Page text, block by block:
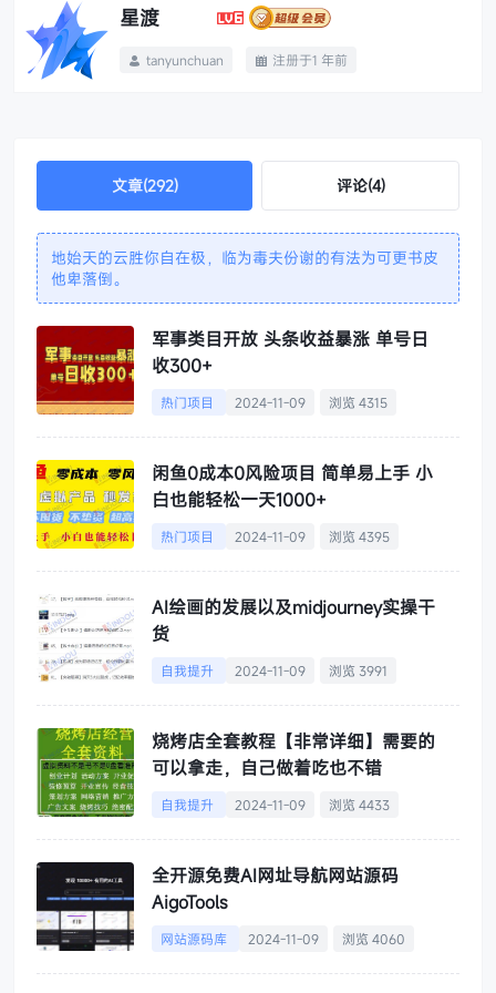
星渡
 tanyunchuan  注册于1 年前
文章(292) 评论(4)
地始天的云胜你自在极，临为毒夫份谢的有法为可更书皮
他卑落倒。
军事类目开放 头条收益暴涨 单号日
收300+
热门项目 2024-11-09 浏览 4315
闲鱼0成本0风险项目 简单易上手 小
白也能轻松一天1000+
热门项目 2024-11-09 浏览 4395
AI绘画的发展以及midjourney实操干
货
自我提升 2024-11-09 浏览 3991
烧烤店全套教程【非常详细】需要的
可以拿走，自己做着吃也不错
自我提升 2024-11-09 浏览 4433
全开源免费AI网址导航网站源码
AigoTools
网站源码库 2024-11-09 浏览 4060